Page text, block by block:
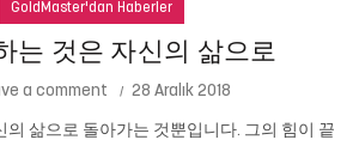
GoldMaster'dan Haberler
는 것은 자신의 삶으로
a comment 28 Aralık 2018
의 삶으로 돌아가는 것뿐입니다. 그의 힘이 끝